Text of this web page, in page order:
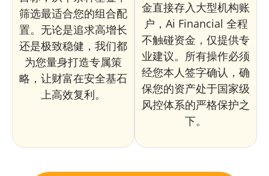
筛选最适合您的组合配
置。无论是追求高增长
还是极致稳健，我们都
为您量身打造专属策
略，让财富在安全基石
上高效复利。
金直接存入大型机构账
户，Ai Financial 全程
不触碰资金，仅提供专
业建议。所有操作必须
经您本人签字确认，确
保您的资产处于国家级
风控体系的严格保护之
下。